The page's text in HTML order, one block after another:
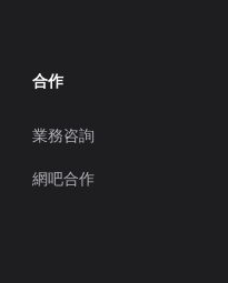
合作
業務咨詢
網吧合作